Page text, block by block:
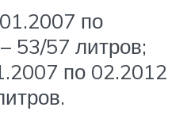
по
53/57 литров;
по 02.2012